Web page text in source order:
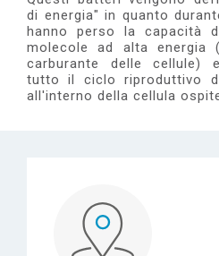
di energia" in quanto
hanno perso la capacità
molecole ad alta energia
carburante delle cellule)
tutto il ciclo riproduttivo
all'interno della cellula